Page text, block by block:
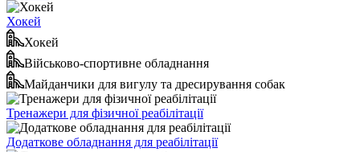
Хокей
Хокей
Військово-спортивне обладнання
Майданчики для вигулу та дресирування собак
Тренажери для фізичної реабілітації
Додаткове обладнання для реабілітації